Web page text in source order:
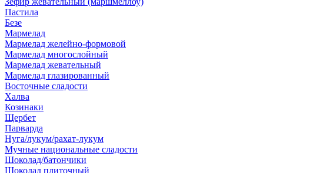
Пастила
Безе
Мармелад
Мармелад желейно-формовой
Мармелад многослойный
Мармелад жевательный
Мармелад глазированный
Восточные сладости
Халва
Козинаки
Щербет
Парварда
Нуга/лукум/рахат-лукум
Мучные национальные сладости
Шоколад/батончики
Шоколад плиточный